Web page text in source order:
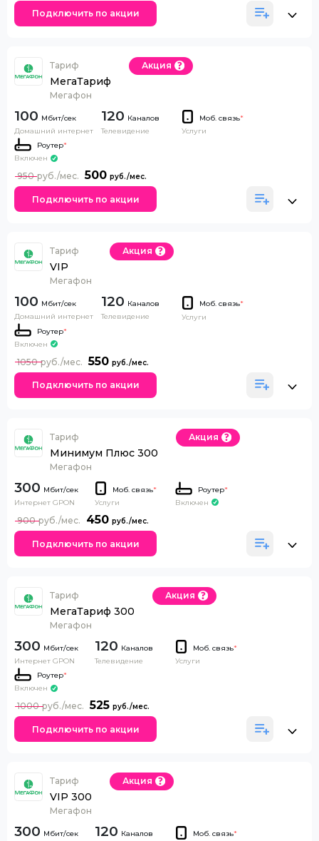
Подключить по акции
Тариф
МегаТариф
Мегафон
Акция
100
Домашний интернет
120 Каналов
Телевидение
Моб. связь*
Услуги
Роутер*
Включен
500
950
Подключить по акции
Тариф
VIP
Мегафон
Акция
100
Домашний интернет
120 Каналов
Телевидение
Моб. связь*
Услуги
Роутер*
Включен
550
1050
Подключить по акции
Тариф
Минимум Плюс 300
Мегафон
Акция
300
Интернет GPON
Моб. связь*
Услуги
Роутер*
Включен
450
900
Подключить по акции
Тариф
МегаТариф 300
Мегафон
Акция
300
Интернет GPON
120 Каналов
Телевидение
Моб. связь*
Услуги
Роутер*
Включен
525
1000
Подключить по акции
Тариф
VIP 300
Мегафон
Акция
300 120 Каналов
Моб. связь*